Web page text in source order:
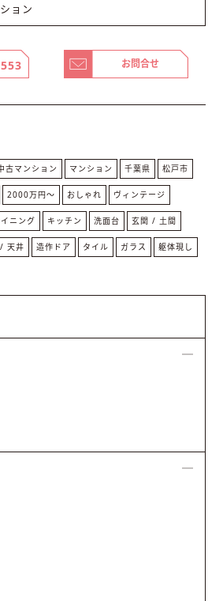
ョン
お問合せ
古マンション マンション 千葉県 松戸市
2000万円〜 おしゃれ ヴィンテージ
ニング キッチン 洗面台 玄関 / 土間
天井 造作ドア タイル ガラス 躯体現し